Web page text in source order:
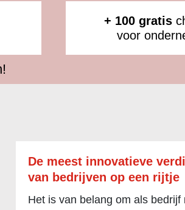
+ 100 gratis
voor
De meest innovatieve
van bedrijven op een rijtje
Het is van belang om als bedrijf